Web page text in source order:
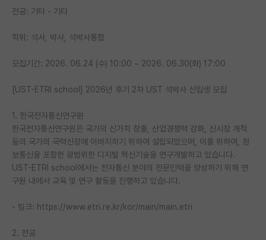
전공: 기타 - 기타
학위: 석사, 박사, 석박사통합
모집기간: 2026. 06.24 (수) 10:00 ~ 2026. 06.30(화) 17:00
[UST-ETRI school] 2026년 후기 2차 UST 석박사 신입생 모집
1. 한국전자통신연구원
한국전자통신연구원은 국가의 신가치 창출, 산업경쟁력 강화, 신시장 개척
등의 국가의 국력신장에 이바지하기 위하여 설립되었으며, 이를 위하여, 정
보통신을 포함한 광범위한 디지털 혁신기술을 연구개발하고 있습니다.
UST-ETRI school에서는 전자통신 분야의 전문인력을 양성하기 위해 연
구원 내에서 교육 및 연구 활동을 진행하고 있습니다.
- 링크: https://www.etri.re.kr/kor/main/main.etri
2. 전공